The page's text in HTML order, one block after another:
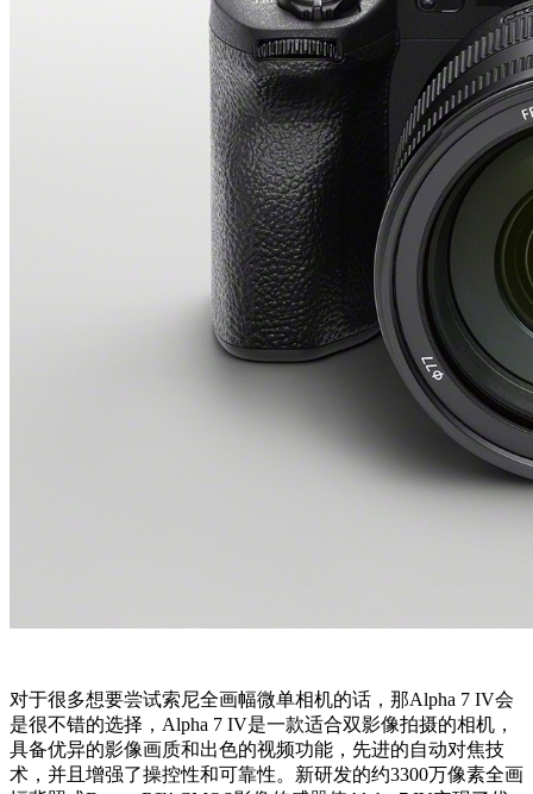
对于很多想要尝试索尼全画幅微单相机的话，那Alpha 7 IV会
是很不错的选择，Alpha 7 IV是一款适合双影像拍摄的相机，
具备优异的影像画质和出色的视频功能，先进的自动对焦技
术，并且增强了操控性和可靠性。新研发的约3300万像素全画